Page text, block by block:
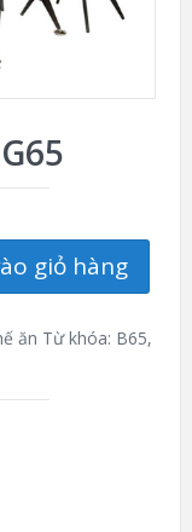
giỏ hàng
ăn Từ khóa: B65,